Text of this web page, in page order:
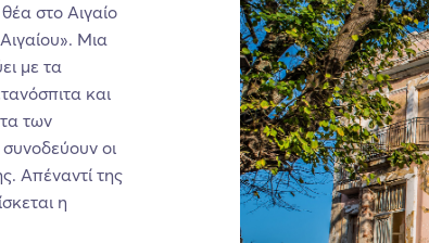
στο Αιγαίο
Μια
με τα
και
των
οι
Απέναντί της
η